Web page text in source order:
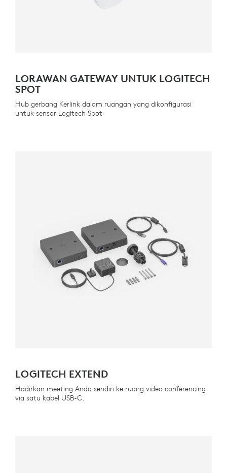
LORAWAN GATEWAY UNTUK LOGITECH
SPOT
Hub gerbang Kerlink dalam ruangan yang dikonfigurasi
untuk sensor Logitech Spot
LOGITECH EXTEND
Hadirkan meeting Anda sendiri ke ruang video conferencing
via satu kabel USB-C.